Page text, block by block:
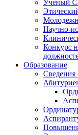
Ученый
Научно-
Конкурс
Образование
Сведения